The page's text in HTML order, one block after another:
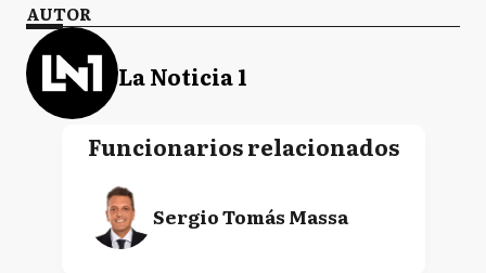
AUTOR
La Noticia 1
Funcionarios relacionados
Sergio Tomás Massa